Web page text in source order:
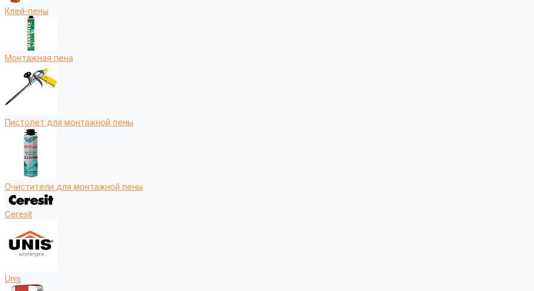
Клей-пены
Монтажная пена
Пистолет для монтажной пены
Очистители для монтажной пены
Ceresit
Unis